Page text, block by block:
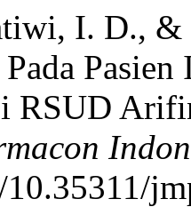
I. D., &
RSUD